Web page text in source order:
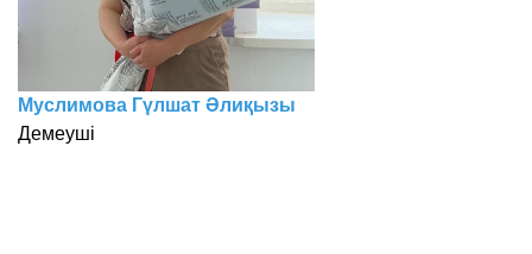
Муслимова Гүлшат Әлиқызы
Демеуші